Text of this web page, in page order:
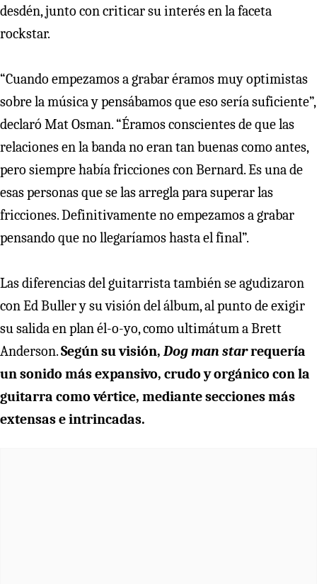
desdén, junto con criticar su interés en la faceta
rockstar.
“Cuando empezamos a grabar éramos muy optimistas
sobre la música y pensábamos que eso sería suficiente”,
declaró Mat Osman. “Éramos conscientes de que las
relaciones en la banda no eran tan buenas como antes,
pero siempre había fricciones con Bernard. Es una de
esas personas que se las arregla para superar las
fricciones. Definitivamente no empezamos a grabar
pensando que no llegaríamos hasta el final”.
Las diferencias del guitarrista también se agudizaron
con Ed Buller y su visión del álbum, al punto de exigir
su salida en plan él-o-yo, como ultimátum a Brett
Anderson.Según su visión, Dog man starrequería
un sonido más expansivo, crudo y orgánico con la
guitarra como vértice, mediante secciones más
extensas e intrincadas.